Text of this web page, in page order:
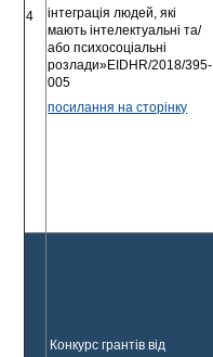
4
інтеграція людей, які
мають інтелектуальні та/
або психосоціальні
розлади»EIDHR/2018/395-
005
посилання на сторінку
Конкурс грантів від